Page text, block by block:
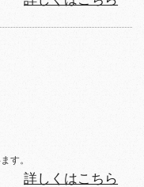
す。
詳しくはこちら